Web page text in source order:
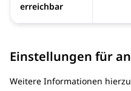
erreichbar
Einstellungen für
Weitere Informationen